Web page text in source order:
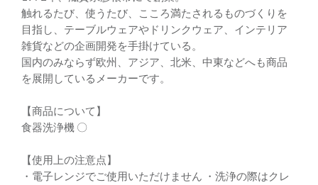
触れるたび、使うたび、こころ満たされるものづくりを
目指し、テーブルウェアやドリンクウェア、インテリア
雑貨などの企画開発を手掛けている。
国内のみならず欧州、アジア、北米、中東などへも商品
を展開しているメーカーです。
【商品について】
食器洗浄機 〇
【使用上の注意点】
・電子レンジでご使用いただけません ・洗浄の際はクレ